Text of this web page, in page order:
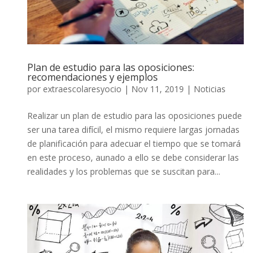
Plan de estudio para las oposiciones:
recomendaciones y ejemplos
por extraescolaresyocio | Nov 11, 2019 | Noticias
Realizar un plan de estudio para las oposiciones puede
ser una tarea difícil, el mismo requiere largas jornadas
de planificación para adecuar el tiempo que se tomará
en este proceso, aunado a ello se debe considerar las
realidades y los problemas que se suscitan para...